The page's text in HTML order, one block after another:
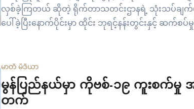
လှစ်ခဲ့ကြတယ် ဆိုတဲ့ ရိုက်တာသတင်းဌာနရဲ့ သုံးသပ်ချ
ပေါ်ခဲ့ပြီးနောက်ပိုင်းမှာ ထိုင်း ဘုရင့်နန်းတွင်းနှင့် ဆက်စ
သုံးသပ်ချက်အရ…
မာတီ မီဒီယာ
မွန်ပြည်နယ်မှာ ကိုဗစ်-၁၉ ကူးစက်မှု အ
တက်